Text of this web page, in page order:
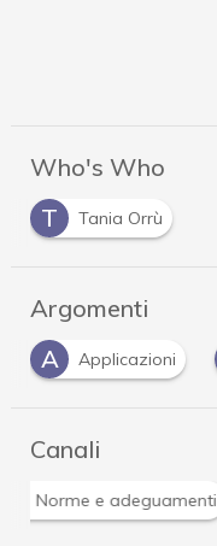
Who's Who
T
Tania Orrù
Argomenti
A
Applicazioni
Canali
Norme e adeguamenti